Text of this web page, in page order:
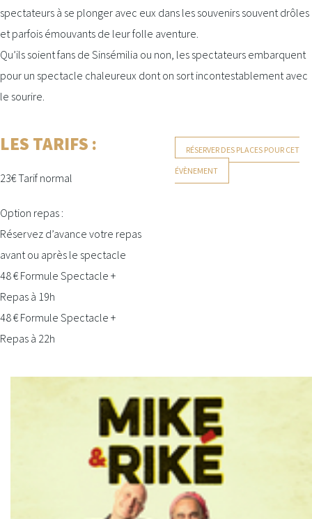
spectateurs à se plonger avec eux dans les souvenirs souvent drôles
et parfois émouvants de leur folle aventure.
Qu’ils soient fans de Sinsémilia ou non, les spectateurs embarquent
pour un spectacle chaleureux dont on sort incontestablement avec
le sourire.
LES TARIFS :
23€ Tarif normal
Option repas :
Réservez d’avance votre repas
avant ou après le spectacle
48 € Formule Spectacle +
Repas à 19h
48 € Formule Spectacle +
Repas à 22h
RÉSERVER DES PLACES POUR CET
ÉVÈNEMENT